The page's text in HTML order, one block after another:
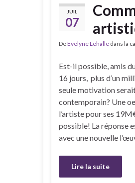
JUIL
07
DeEvelyne Lehalle dans la
Est-il possible, amis
16 jours, plus d’un
seule motivation
contemporain? Une
l’artiste pour ses
possible! La réponse
avec une nouvelle
Lire la suite